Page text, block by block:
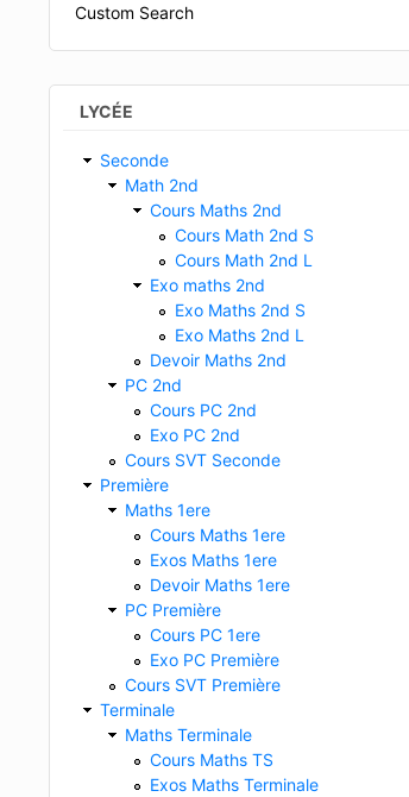
Custom Search
LYCÉE
Seconde
Math 2nd
Cours Maths 2nd
Cours Math 2nd S
Cours Math 2nd L
Exo maths 2nd
Exo Maths 2nd S
Exo Maths 2nd L
Devoir Maths 2nd
PC 2nd
Cours PC 2nd
Exo PC 2nd
Cours SVT Seconde
Première
Maths 1ere
Cours Maths 1ere
Exos Maths 1ere
Devoir Maths 1ere
PC Première
Cours PC 1ere
Exo PC Première
Cours SVT Première
Terminale
Maths Terminale
Cours Maths TS
Exos Maths Terminale